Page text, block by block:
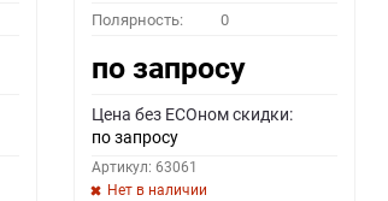
Полярность: 0
по запросу
Цена без ECOном скидки:
по запросу
Артикул: 63061
Нет в наличии